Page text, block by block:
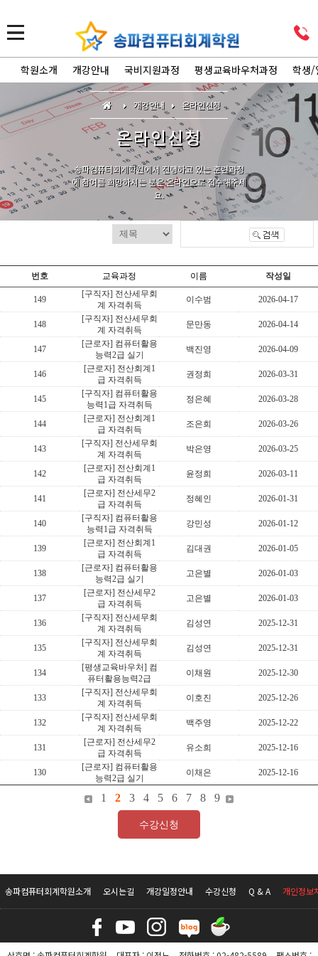
학원소개 개강안내 국비지원과정 평생교육바우처과정 학생/
개강안내 온라인신청
온라인신청
송파컴퓨터회계학원에서 진행하고 있는 훈련과정
에 참여를 희망하시는 분은 온라인으로 접수해주세
요.
번호 교육과정 이름 작성일
149
[구직자] 전산세무회
계 자격취득
이수범 2026-04-17
148
[구직자] 전산세무회
계 자격취득
문만동 2026-04-14
147
[근로자] 컴퓨터활용
능력2급 실기
백진영 2026-04-09
146
[근로자] 전산회계1
급 자격취득
권정희 2026-03-31
145
[구직자] 컴퓨터활용
능력1급 자격취득
정은혜 2026-03-28
144
[근로자] 전산회계1
급 자격취득
조은희 2026-03-26
143
[구직자] 전산세무회
계 자격취득
박은영 2026-03-25
142
[근로자] 전산회계1
급 자격취득
윤정희 2026-03-11
141
[근로자] 전산세무2
급 자격취득
정혜인 2026-01-31
140
[구직자] 컴퓨터활용
능력1급 자격취득
강민성 2026-01-12
139
[근로자] 전산회계1
급 자격취득
김대권 2026-01-05
138
[근로자] 컴퓨터활용
능력2급 실기
고은별 2026-01-03
137
[근로자] 전산세무2
급 자격취득
고은별 2026-01-03
136
[구직자] 전산세무회
계 자격취득
김성연 2025-12-31
135
[구직자] 전산세무회
계 자격취득
김성연 2025-12-31
134
[평생교육바우처] 컴
퓨터활용능력2급
이채원 2025-12-30
133
[구직자] 전산세무회
계 자격취득
이호진 2025-12-26
132
[구직자] 전산세무회
계 자격취득
백주영 2025-12-22
131
[근로자] 전산세무2
급 자격취득
유소희 2025-12-16
130
[근로자] 컴퓨터활용
능력2급 실기
이채은 2025-12-16
1 2 3 4 5 6 7 8 9
수강신청
송파컴퓨터회계학원소개 오시는길 개강일정안내 수강신청 Q & A 개인정보